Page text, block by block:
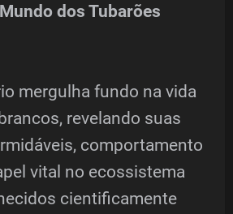
dos Tubarões
mergulha fundo na vida
revelando suas
comportamento
vital no ecossistema
cientificamente